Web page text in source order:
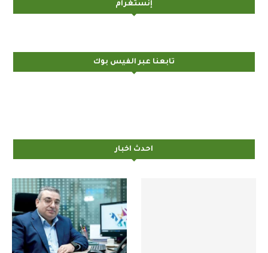
إنستغرام
تابعنا عبر الفيس بوك
احدث اخبار